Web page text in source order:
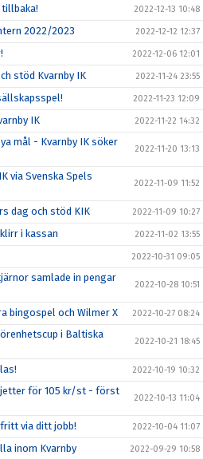
2022-12-13 10:48
2022/2023 2022-12-12 12:37
2022-12-06 12:01
stöd Kvarnby IK 2022-11-24 23:55
2022-11-23 12:09
IK 2022-11-22 14:32
mål - Kvarnby IK söker
2022-11-20 13:13
via Svenska Spels
2022-11-09 11:52
dag och stöd KIK 2022-11-09 10:27
i kassan 2022-11-02 13:55
2022-10-31 09:05
samlade in pengar
2022-10-28 10:51
bingospel och Wilmer X 2022-10-27 08:24
i Baltiska
2022-10-21 18:45
2022-10-19 10:32
för 105 kr/st - först
2022-10-13 11:04
via ditt jobb! 2022-10-04 11:07
inom Kvarnby 2022-09-29 10:58